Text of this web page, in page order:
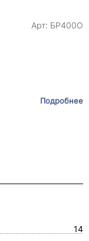
Арт: БР400О
Подробнее
14